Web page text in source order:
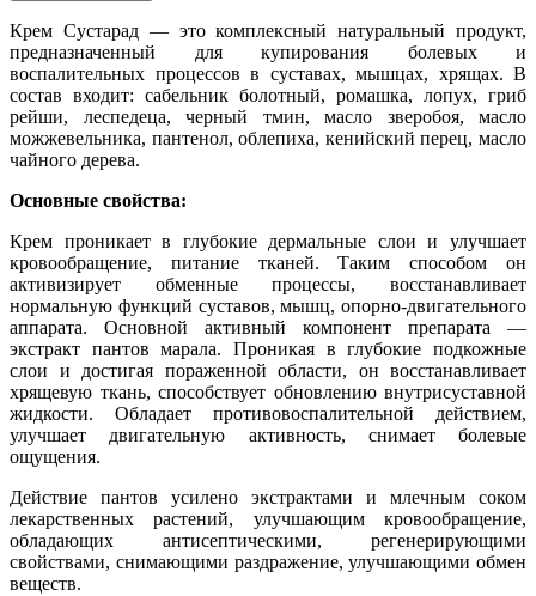
Крем Сустарад — это комплексный натуральный продукт,
предназначенный для купирования болевых и
воспалительных процессов в суставах, мышцах, хрящах. В
состав входит: сабельник болотный, ромашка, лопух, гриб
рейши, леспедеца, черный тмин, масло зверобоя, масло
можжевельника, пантенол, облепиха, кенийский перец, масло
чайного дерева.
Основные свойства:
Крем проникает в глубокие дермальные слои и улучшает
кровообращение, питание тканей. Таким способом он
активизирует обменные процессы, восстанавливает
нормальную функций суставов, мышц, опорно-двигательного
аппарата. Основной активный компонент препарата —
экстракт пантов марала. Проникая в глубокие подкожные
слои и достигая пораженной области, он восстанавливает
хрящевую ткань, способствует обновлению внутрисуставной
жидкости. Обладает противовоспалительной действием,
улучшает двигательную активность, снимает болевые
ощущения.
Действие пантов усилено экстрактами и млечным соком
лекарственных растений, улучшающим кровообращение,
обладающих антисептическими, регенерирующими
свойствами, снимающими раздражение, улучшающими обмен
веществ.